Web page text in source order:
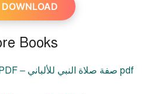
DOWNLOAD
Books
Sifat Salat An Nabi PDF – صفة صلاة النبي للألباني pdf